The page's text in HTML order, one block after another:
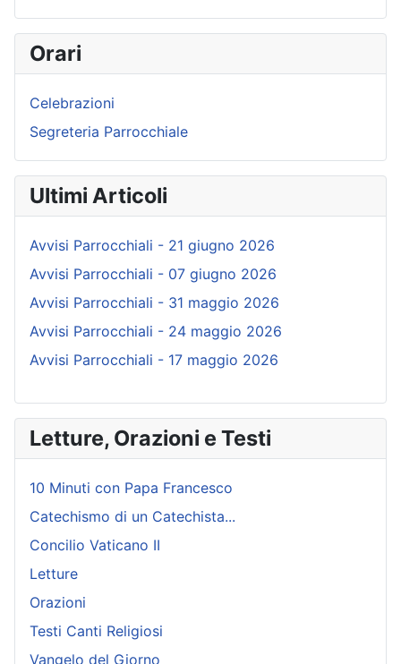
Orari
Celebrazioni
Segreteria Parrocchiale
Ultimi Articoli
Avvisi Parrocchiali - 21 giugno 2026
Avvisi Parrocchiali - 07 giugno 2026
Avvisi Parrocchiali - 31 maggio 2026
Avvisi Parrocchiali - 24 maggio 2026
Avvisi Parrocchiali - 17 maggio 2026
Letture, Orazioni e Testi
10 Minuti con Papa Francesco
Catechismo di un Catechista...
Concilio Vaticano II
Letture
Orazioni
Testi Canti Religiosi
Vangelo del Giorno